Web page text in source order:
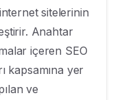
sitelerinin
Anahtar
içeren SEO
kapsamına yer
ve